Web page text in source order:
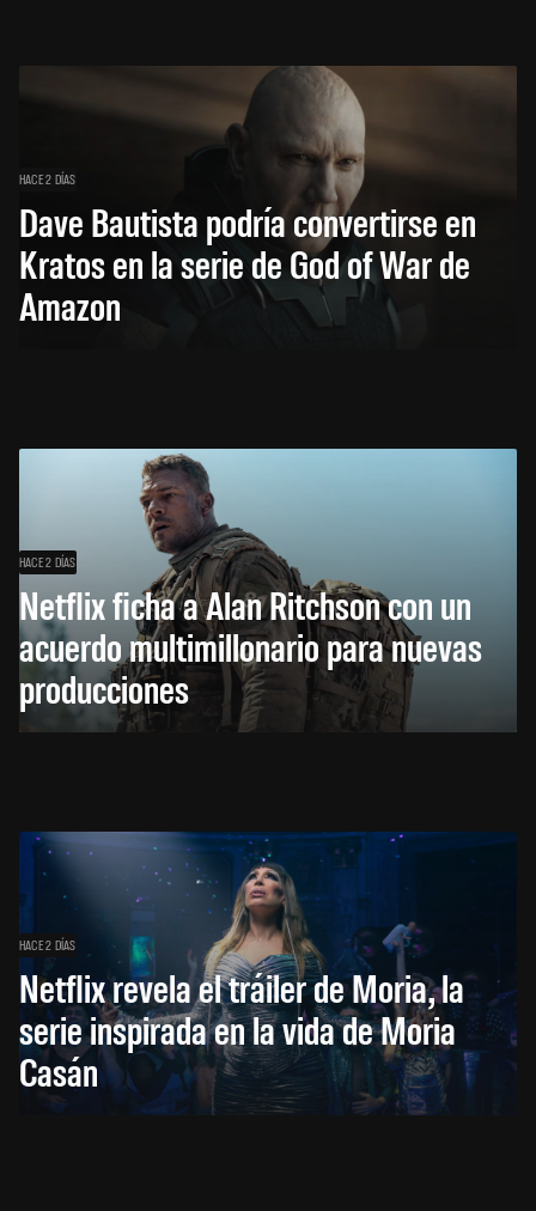
HACE 2 DÍAS
Dave Bautista podría convertirse en
Kratos en la serie de God of War de
Amazon
HACE 2 DÍAS
Netflix ficha a Alan Ritchson con un
acuerdo multimillonario para nuevas
producciones
HACE 2 DÍAS
Netflix revela el tráiler de Moria, la
serie inspirada en la vida de Moria
Casán